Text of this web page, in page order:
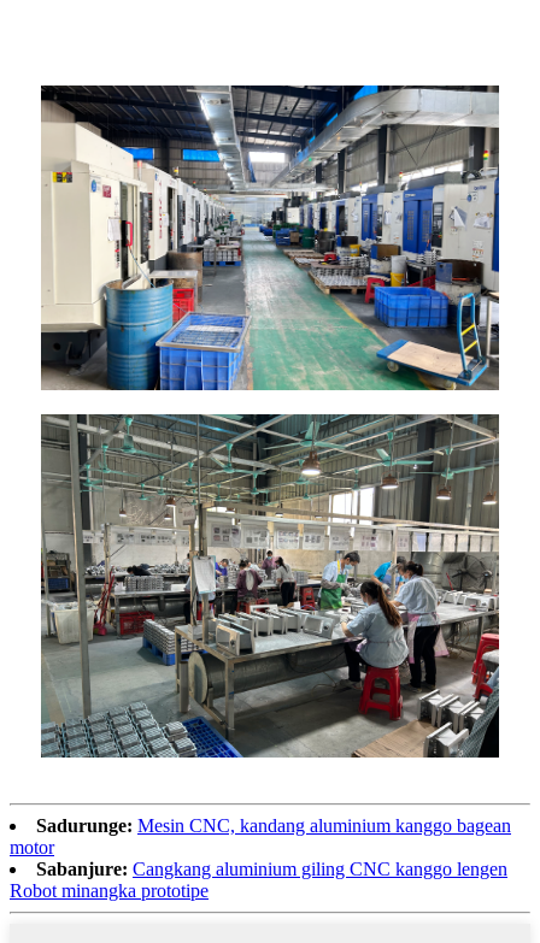
Sadurunge: Mesin CNC, kandang aluminium kanggo bagean
motor
Sabanjure: Cangkang aluminium giling CNC kanggo lengen
Robot minangka prototipe